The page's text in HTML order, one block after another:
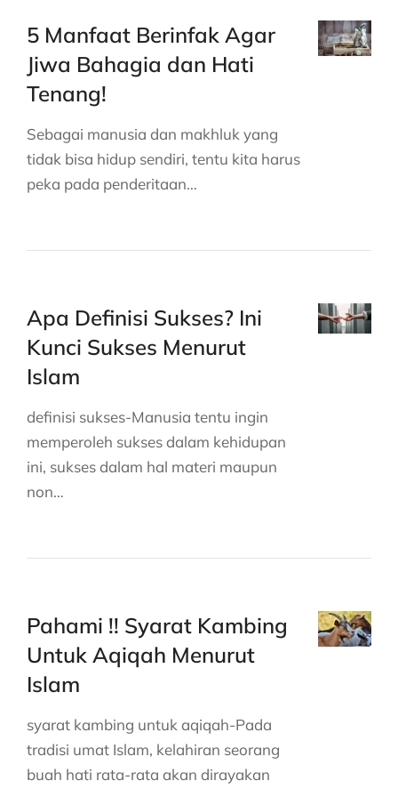
5 Manfaat Berinfak Agar
Jiwa Bahagia dan Hati
Tenang!
Sebagai manusia dan makhluk yang
tidak bisa hidup sendiri, tentu kita harus
peka pada penderitaan…
Apa Definisi Sukses? Ini
Kunci Sukses Menurut
Islam
definisi sukses-Manusia tentu ingin
memperoleh sukses dalam kehidupan
ini, sukses dalam hal materi maupun
non…
Pahami !! Syarat Kambing
Untuk Aqiqah Menurut
Islam
syarat kambing untuk aqiqah-Pada
tradisi umat Islam, kelahiran seorang
buah hati rata-rata akan dirayakan